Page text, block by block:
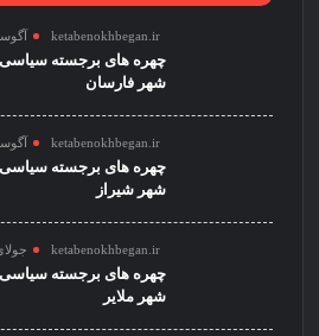
ketabenokhbegan.ir آگوست 2,
چهره های برجسته
شهر فارسان
ketabenokhbegan.ir آگوست 2,
چهره های برجسته
شهر شیراز
ketabenokhbegan.ir جولای 12,
چهره های برجسته
شهر ملایر